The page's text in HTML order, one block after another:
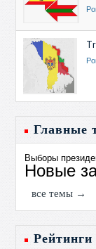
Главные
Выборы
Новые
все темы →
Рейтинги